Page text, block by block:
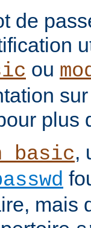
de
ou
plus
,
mais